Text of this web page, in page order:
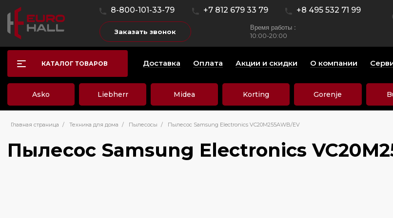
8-800-101-33-79 +7 812 679 33 79 +8 495 532 71 99
Заказать звонок Время работы :
10:00-20:00
КАТАЛОГ ТОВАРОВ Доставка Оплата Акции и скидки О компании
Asko Liebherr Midea Korting Gorenje
Главная страница / Техника для дома / Пылесосы / Пылесос Samsung Electronics VC20M255AWB/EV
Пылесос Samsung Electronics